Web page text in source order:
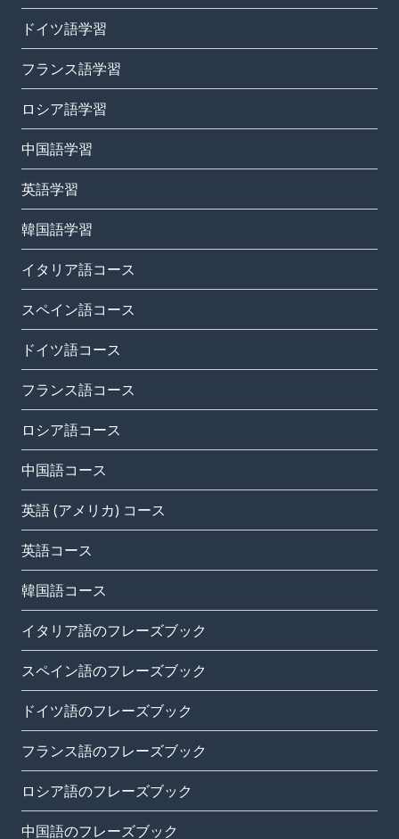
ドイツ語学習
フランス語学習
ロシア語学習
中国語学習
英語学習
韓国語学習
イタリア語コース
スペイン語コース
ドイツ語コース
フランス語コース
ロシア語コース
中国語コース
英語 (アメリカ) コース
英語コース
韓国語コース
イタリア語のフレーズブック
スペイン語のフレーズブック
ドイツ語のフレーズブック
フランス語のフレーズブック
ロシア語のフレーズブック
中国語のフレーズブック